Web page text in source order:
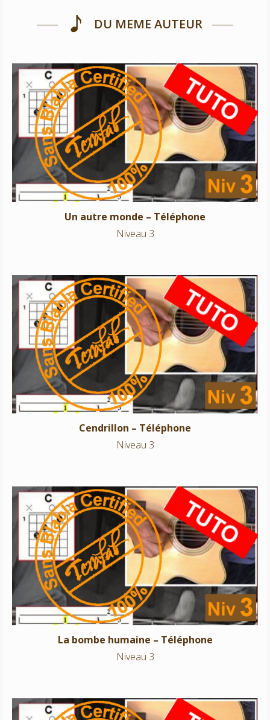
DU MEME AUTEUR
Un autre monde – Téléphone
Niveau 3
Un autre monde – Téléphone
Niveau 3
Cendrillon – Téléphone
Niveau 3
Cendrillon – Téléphone
Niveau 3
La bombe humaine – Téléphone
Niveau 3
La bombe humaine – Téléphone
Niveau 3